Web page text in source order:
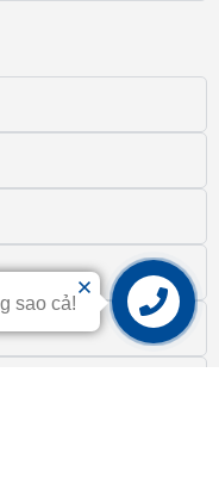
Liên hệ
sao cả!